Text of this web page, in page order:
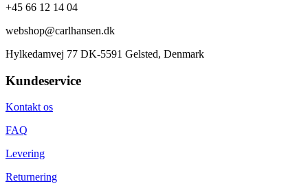
+45 66 12 14 04
webshop@carlhansen.dk
Hylkedamvej 77 DK-5591 Gelsted, Denmark
Kundeservice
Kontakt os
FAQ
Levering
Returnering